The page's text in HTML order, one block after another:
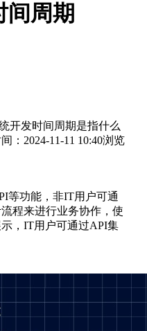
间周期
开发时间周期是指什么
：2024-11-11 10:40浏览
等功能，非IT用户可通
程来进行业务协作，使
，IT用户可通过API集